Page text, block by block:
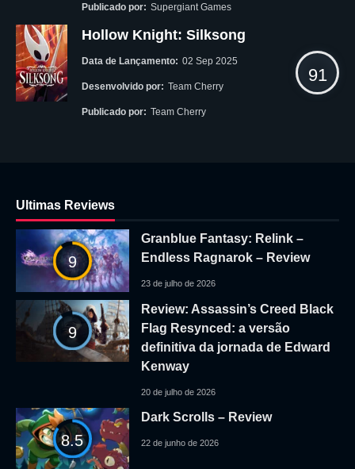
Publicado por: Supergiant Games
Hollow Knight: Silksong
Data de Lançamento: 02 Sep 2025
Desenvolvido por: Team Cherry
Publicado por: Team Cherry
91
Ultimas Reviews
9
Granblue Fantasy: Relink –
Endless Ragnarok – Review
23 de julho de 2026
9
Review: Assassin’s Creed Black
Flag Resynced: a versão
definitiva da jornada de Edward
Kenway
20 de julho de 2026
8.5
Dark Scrolls – Review
22 de junho de 2026